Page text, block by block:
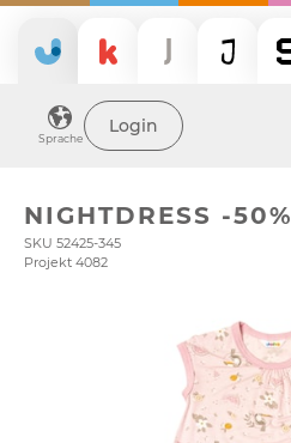
Sprache
Login
NIGHTDRESS -50%
SKU 52425-345
Projekt 4082